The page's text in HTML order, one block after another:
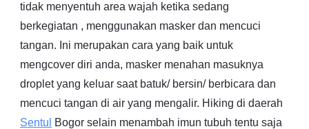
tidak menyentuh area wajah ketika sedang
berkegiatan , menggunakan masker dan mencuci
tangan. Ini merupakan cara yang baik untuk
mengcover diri anda, masker menahan masuknya
droplet yang keluar saat batuk/ bersin/ berbicara dan
mencuci tangan di air yang mengalir. Hiking di daerah
Sentul
Bogor selain menambah imun tubuh tentu saja